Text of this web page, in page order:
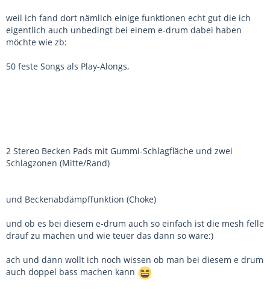
weil ich fand dort nämlich einige funktionen echt gut die ich
eigentlich auch unbedingt bei einem e-drum dabei haben
möchte wie zb:
50 feste Songs als Play-Alongs,
2 Stereo Becken Pads mit Gummi-Schlagfläche und zwei
Schlagzonen (Mitte/Rand)
und Beckenabdämpffunktion (Choke)
und ob es bei diesem e-drum auch so einfach ist die mesh felle
drauf zu machen und wie teuer das dann so wäre:)
ach und dann wollt ich noch wissen ob man bei diesem e drum
auch doppel bass machen kann